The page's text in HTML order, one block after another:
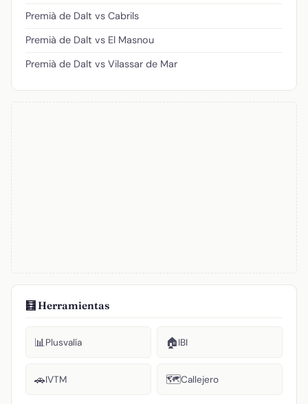
Premià de Dalt vs Cabrils
Premià de Dalt vs El Masnou
Premià de Dalt vs Vilassar de Mar
🧮 Herramientas
📊Plusvalía 🏠IBI
🚗IVTM 🗺️Callejero